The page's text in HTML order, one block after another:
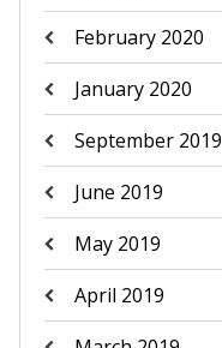
February 2020
January 2020
September 2019
June 2019
May 2019
April 2019